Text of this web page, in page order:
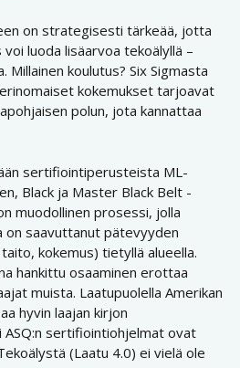
on strategisesti tärkeää, jotta
luoda lisäarvoa tekoälyllä –
Millainen koulutus? Six Sigmasta
kokemukset tarjoavat
polun, jota kannattaa
sertifiointiperusteista ML-
Black ja Master Black Belt -
muodollinen prosessi, jolla
on saavuttanut pätevyyden
kokemus) tietyllä alueella.
hankittu osaaminen erottaa
muista. Laatupuolella Amerikan
hyvin laajan kirjon
sertifiointiohjelmat ovat
(Laatu 4.0) ei vielä ole